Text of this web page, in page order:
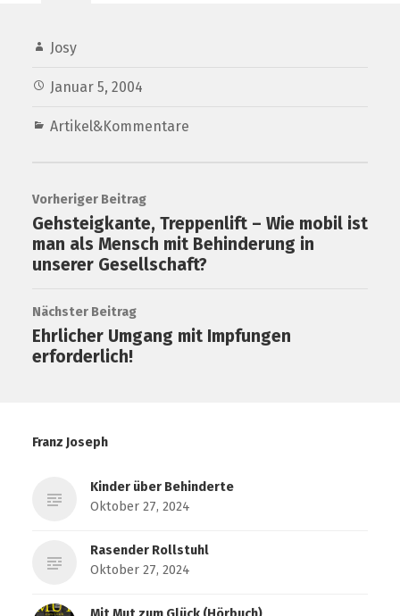
Josy
Januar 5, 2004
Artikel&Kommentare
Vorheriger Beitrag
Gehsteigkante, Treppenlift – Wie mobil ist
man als Mensch mit Behinderung in
unserer Gesellschaft?
Nächster Beitrag
Ehrlicher Umgang mit Impfungen
erforderlich!
Franz Joseph
Kinder über Behinderte
Oktober 27, 2024
Rasender Rollstuhl
Oktober 27, 2024